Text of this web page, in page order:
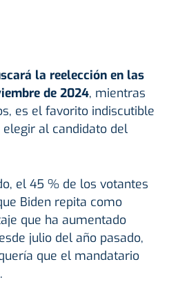
la reelección en las
de 2024, mientras
es el favorito indiscutible
al candidato del
el 45 % de los votantes
Biden repita como
que ha aumentado
julio del año pasado,
que el mandatario